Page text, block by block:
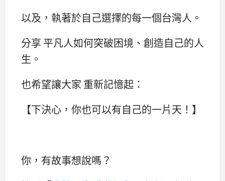
以及，執著於自己選擇的每一個台灣人。
分享 平凡人如何突破困境、創造自己的人
生。
也希望讓大家 重新記憶起：
【下決心，你也可以有自己的一片天！】
你，有故事想說嗎？